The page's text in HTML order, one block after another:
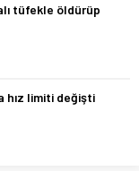
tüfekle öldürüp
hız limiti değişti